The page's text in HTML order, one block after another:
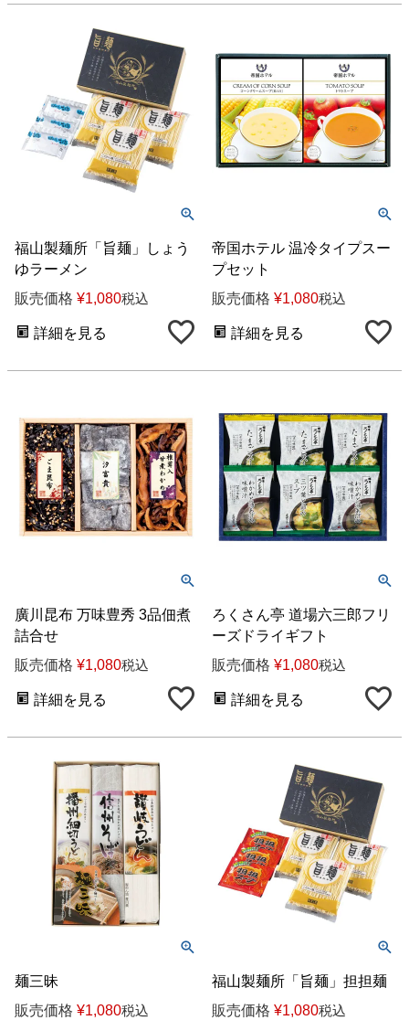
福山製麺所「旨麺」しょう
ゆラーメン
販売価格 ¥1,080税込
詳細を見る
帝国ホテル 温冷タイプスー
プセット
販売価格 ¥1,080税込
詳細を見る
廣川昆布 万味豊秀 3品佃煮
詰合せ
販売価格 ¥1,080税込
詳細を見る
ろくさん亭 道場六三郎フリ
ーズドライギフト
販売価格 ¥1,080税込
詳細を見る
麺三昧
販売価格 ¥1,080税込
福山製麺所「旨麺」担担麺
販売価格 ¥1,080税込